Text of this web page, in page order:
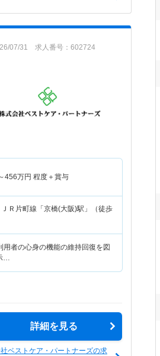
07/31 求人番号：602724
456万円 程度＋賞与
Ｒ片町線「京橋(大阪)駅」（徒歩
用者の心身の機能の維持回復を図
…
詳細を見る
ベストケア・パートナーズの求